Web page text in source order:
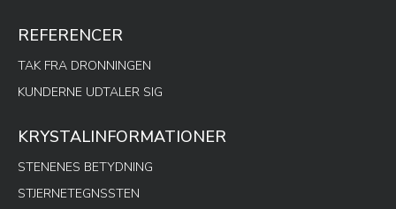
REFERENCER
TAK FRA DRONNINGEN
KUNDERNE UDTALER SIG
KRYSTALINFORMATIONER
STENENES BETYDNING
STJERNETEGNSSTEN